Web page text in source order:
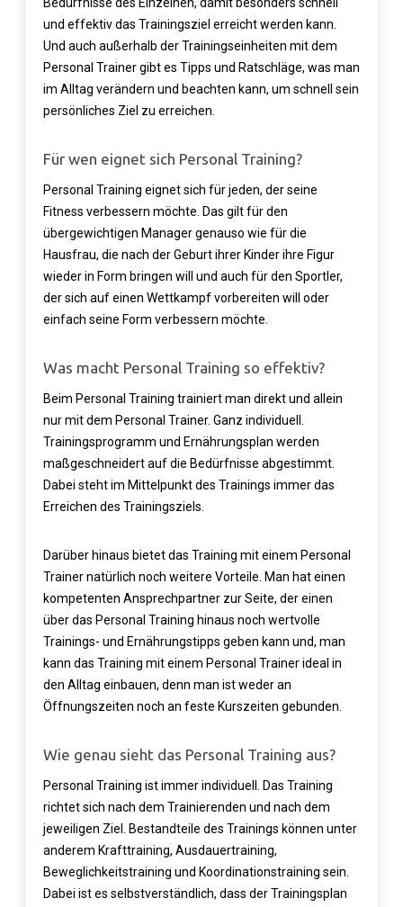
und effektiv das Trainingsziel erreicht werden kann.
Und auch außerhalb der Trainingseinheiten mit dem
Personal Trainer gibt es Tipps und Ratschläge, was man
im Alltag verändern und beachten kann, um schnell sein
persönliches Ziel zu erreichen.
Für wen eignet sich Personal Training?
Personal Training eignet sich für jeden, der seine
Fitness verbessern möchte. Das gilt für den
übergewichtigen Manager genauso wie für die
Hausfrau, die nach der Geburt ihrer Kinder ihre Figur
wieder in Form bringen will und auch für den Sportler,
der sich auf einen Wettkampf vorbereiten will oder
einfach seine Form verbessern möchte.
Was macht Personal Training so effektiv?
Beim Personal Training trainiert man direkt und allein
nur mit dem Personal Trainer. Ganz individuell.
Trainingsprogramm und Ernährungsplan werden
maßgeschneidert auf die Bedürfnisse abgestimmt.
Dabei steht im Mittelpunkt des Trainings immer das
Erreichen des Trainingsziels.
Darüber hinaus bietet das Training mit einem Personal
Trainer natürlich noch weitere Vorteile. Man hat einen
kompetenten Ansprechpartner zur Seite, der einen
über das Personal Training hinaus noch wertvolle
Trainings- und Ernährungstipps geben kann und, man
kann das Training mit einem Personal Trainer ideal in
den Alltag einbauen, denn man ist weder an
Öffnungszeiten noch an feste Kurszeiten gebunden.
Wie genau sieht das Personal Training aus?
Personal Training ist immer individuell. Das Training
richtet sich nach dem Trainierenden und nach dem
jeweiligen Ziel. Bestandteile des Trainings können unter
anderem Krafttraining, Ausdauertraining,
Beweglichkeitstraining und Koordinationstraining sein.
Dabei ist es selbstverständlich, dass der Trainingsplan